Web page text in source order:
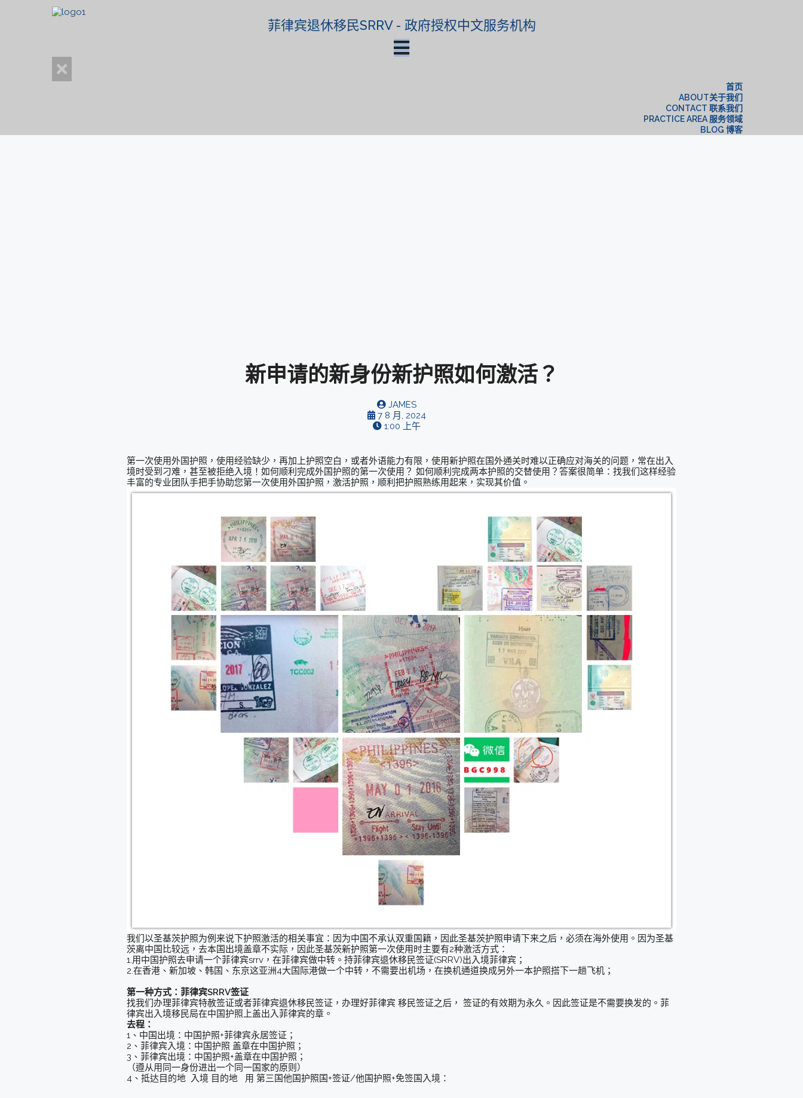
菲律宾退休移民SRRV - 政府授权中文服务机构
首页
ABOUT关于我们
CONTACT 联系我们
PRACTICE AREA 服务领域
BLOG 博客
新申请的新身份新护照如何激活？
JAMES
7 8 月, 2024
1:00 上午
第一次使用外国护照，使用经验缺少，再加上护照空白，或者外语能力有限，使用新护照在国外通关时难以正确应对海关的问题，常在出入
境时受到刁难，甚至被拒绝入境！如何顺利完成外国护照的第一次使用？ 如何顺利完成两本护照的交替使用？答案很简单：找我们这样经验
丰富的专业团队手把手协助您第一次使用外国护照，激活护照，顺利把护照熟练用起来，实现其价值。
我们以圣基茨护照为例来说下护照激活的相关事宜：因为中国不承认双重国籍，因此圣基茨护照申请下来之后，必须在海外使用。因为圣基
茨离中国比较远，去本国出境盖章不实际，因此圣基茨新护照第一次使用时主要有2种激活方式：
1.用中国护照去申请一个菲律宾srrv，在菲律宾做中转。持菲律宾退休移民签证(SRRV)出入境菲律宾；
2.在香港、新加坡、韩国、东京这亚洲4大国际港做一个中转，不需要出机场，在换机通道换成另外一本护照搭下一趟飞机；
第一种方式：菲律宾SRRV签证
找我们办理菲律宾特赦签证或者菲律宾退休移民签证，办理好菲律宾 移民签证之后， 签证的有效期为永久。因此签证是不需要换发的。菲
律宾出入境移民局在中国护照上盖出入菲律宾的章。
去程：
1、中国出境：中国护照+菲律宾永居签证；
2、菲律宾入境：中国护照 盖章在中国护照；
3、菲律宾出境：中国护照+盖章在中国护照；
（遵从用同一身份进出一个同一国家的原则）
4、抵达目的地 入境 目的地 用 第三国他国护照国+签证/他国护照+免签国入境：